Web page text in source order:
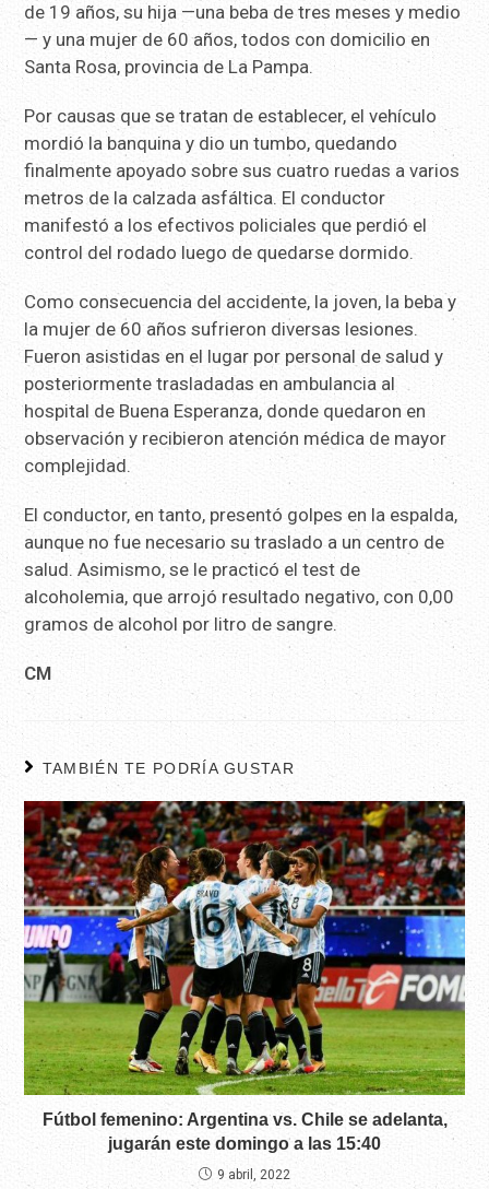
de 19 años, su hija —una beba de tres meses y medio
— y una mujer de 60 años, todos con domicilio en
Santa Rosa, provincia de La Pampa.
Por causas que se tratan de establecer, el vehículo
mordió la banquina y dio un tumbo, quedando
finalmente apoyado sobre sus cuatro ruedas a varios
metros de la calzada asfáltica. El conductor
manifestó a los efectivos policiales que perdió el
control del rodado luego de quedarse dormido.
Como consecuencia del accidente, la joven, la beba y
la mujer de 60 años sufrieron diversas lesiones.
Fueron asistidas en el lugar por personal de salud y
posteriormente trasladadas en ambulancia al
hospital de Buena Esperanza, donde quedaron en
observación y recibieron atención médica de mayor
complejidad.
El conductor, en tanto, presentó golpes en la espalda,
aunque no fue necesario su traslado a un centro de
salud. Asimismo, se le practicó el test de
alcoholemia, que arrojó resultado negativo, con 0,00
gramos de alcohol por litro de sangre.
CM
TAMBIÉN TE PODRÍA GUSTAR
Fútbol femenino: Argentina vs. Chile se adelanta,
jugarán este domingo a las 15:40
9 abril, 2022